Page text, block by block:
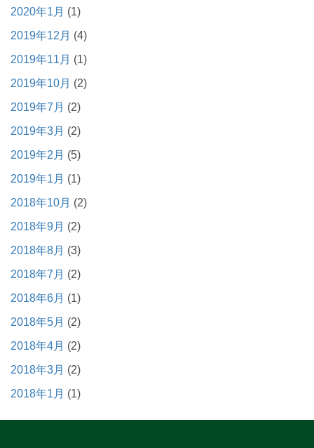
2020年1月 (1)
2019年12月 (4)
2019年11月 (1)
2019年10月 (2)
2019年7月 (2)
2019年3月 (2)
2019年2月 (5)
2019年1月 (1)
2018年10月 (2)
2018年9月 (2)
2018年8月 (3)
2018年7月 (2)
2018年6月 (1)
2018年5月 (2)
2018年4月 (2)
2018年3月 (2)
2018年1月 (1)